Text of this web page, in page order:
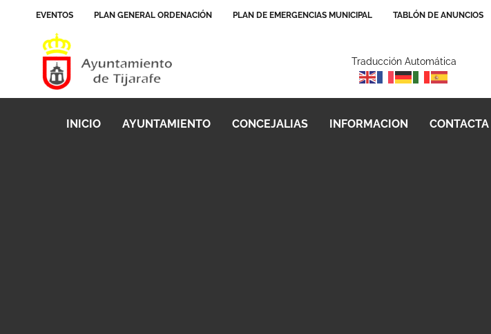
EVENTOS PLAN GENERAL ORDENACIÓN PLAN DE EMERGENCIAS MUNICIPAL TABLÓN DE ANUNCIOS
Traducción Automática
INICIO AYUNTAMIENTO CONCEJALIAS INFORMACION CONTACTA